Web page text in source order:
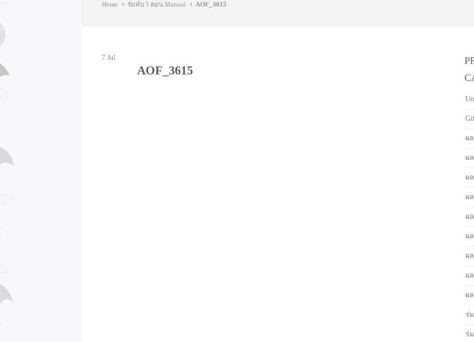
Home ร่มพับ 5 ตอน Manual AOF_3615
7 Jul
AOF_3615
ผ
ผ
ผ
ผ
ผ
ผ
ผ
ผ
ผ
ร่
ร่